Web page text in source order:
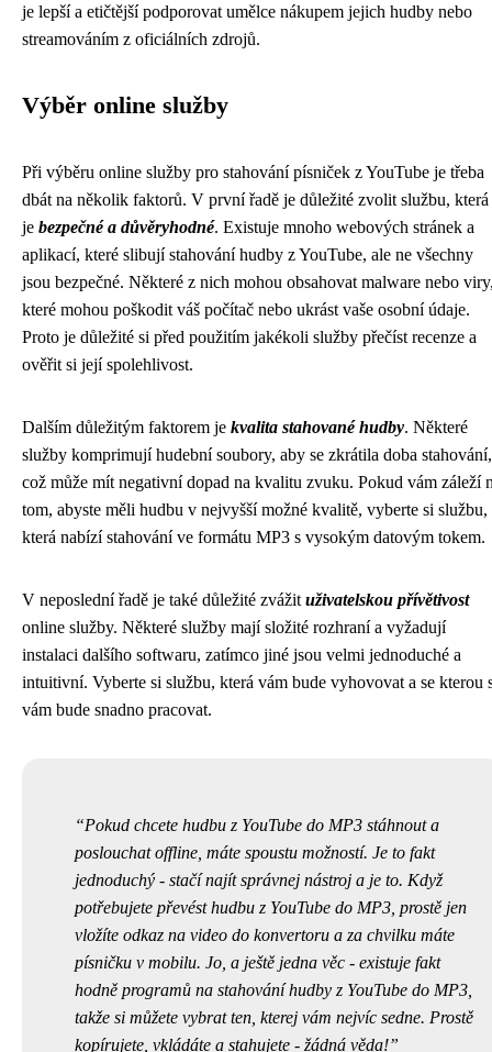
je lepší a etičtější podporovat umělce nákupem jejich hudby nebo
streamováním z oficiálních zdrojů.
Výběr online služby
Při výběru online služby pro stahování písniček z YouTube je třeba
dbát na několik faktorů. V první řadě je důležité zvolit službu, která
je bezpečné a důvěryhodné. Existuje mnoho webových stránek a
aplikací, které slibují stahování hudby z YouTube, ale ne všechny
jsou bezpečné. Některé z nich mohou obsahovat malware nebo
které mohou poškodit váš počítač nebo ukrást vaše osobní údaje.
Proto je důležité si před použitím jakékoli služby přečíst recenze a
ověřit si její spolehlivost.
Dalším důležitým faktorem je kvalita stahované hudby. Některé
služby komprimují hudební soubory, aby se zkrátila doba stahování,
což může mít negativní dopad na kvalitu zvuku. Pokud vám záleží
tom, abyste měli hudbu v nejvyšší možné kvalitě, vyberte si službu,
která nabízí stahování ve formátu MP3 s vysokým datovým tokem.
V neposlední řadě je také důležité zvážit uživatelskou přívětivost
online služby. Některé služby mají složité rozhraní a vyžadují
instalaci dalšího softwaru, zatímco jiné jsou velmi jednoduché a
intuitivní. Vyberte si službu, která vám bude vyhovovat a se kterou
vám bude snadno pracovat.
Pokud chcete hudbu z YouTube do MP3 stáhnout a
poslouchat offline, máte spoustu možností. Je to fakt
jednoduchý - stačí najít správnej nástroj a je to. Když
potřebujete převést hudbu z YouTube do MP3, prostě jen
vložíte odkaz na video do konvertoru a za chvilku máte
písničku v mobilu. Jo, a ještě jedna věc - existuje fakt
hodně programů na stahování hudby z YouTube do MP3,
takže si můžete vybrat ten, kterej vám nejvíc sedne. Prostě
kopírujete, vkládáte a stahujete - žádná věda!